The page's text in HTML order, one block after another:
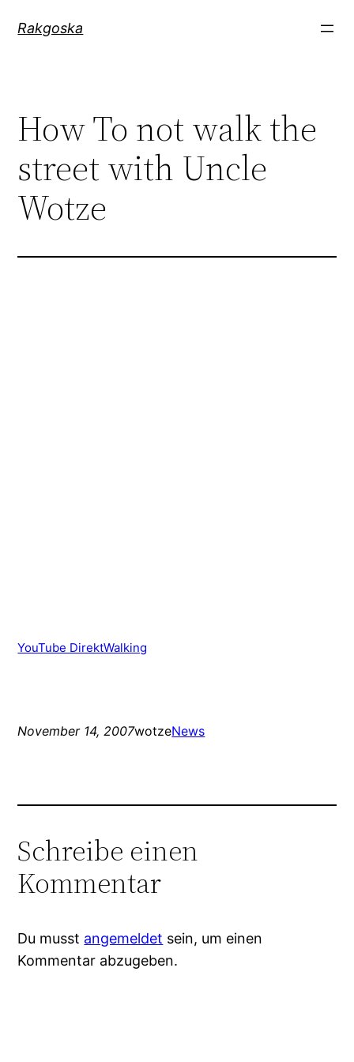
InhaltRakgoska
How To not walk the
street with Uncle
Wotze
YouTube DirektWalking
November 14, 2007wotzeNews
Schreibe einen
Kommentar
Du musst angemeldet sein, um einen
Kommentar abzugeben.